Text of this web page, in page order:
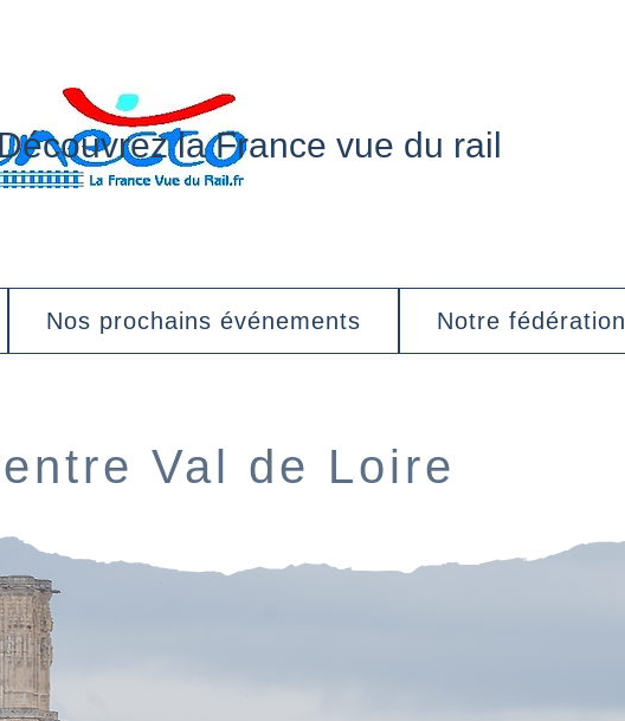
Découvrez la France vue du rail
Nos prochains événements Notre fédération
Val de Loire